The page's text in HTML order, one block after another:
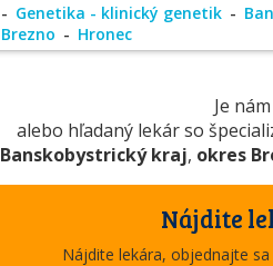
Genetika - klinický genetik
Brezno
Hronec
Je
alebo hľadaný lekár so
Banskobystrický kraj, okres
Nájdite
Nájdite lekára, objednajte